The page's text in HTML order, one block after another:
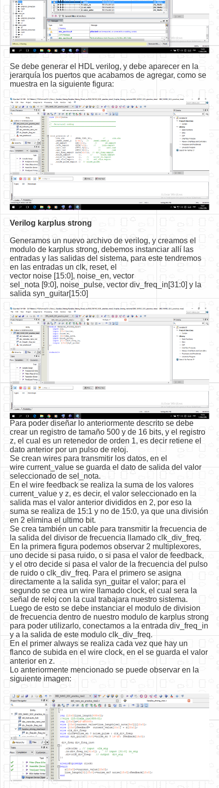
Se debe generar el HDL verilog, y debe aparecer en la
jerarquía los puertos que acabamos de agregar, como se
muestra en la siguiente figura:
Verilog karplus strong
Generamos un nuevo archivo de verilog, y creamos el
modulo de karplus strong, debemos instanciar allí las
entradas y las salidas del sistema, para este tendremos
en las entradas un clk, reset, el
vector noise [15:0], noise_en, vector
sel_nota [9:0], noise_pulse, vector div_freq_in[31:0] y la
salida syn_guitar[15:0]
Para poder diseñar lo anteriormente descrito se debe
crear un registro de tamaño 500 y de 16 bits, y el registro
z, el cual es un retenedor de orden 1, es decir retiene el
dato anterior por un pulso de reloj.
Se crean wires para transmitir los datos, en el
wire current_value se guarda el dato de salida del valor
seleccionado de sel_nota.
En el wire feedback se realiza la suma de los valores
current_value y z, es decir, el valor seleccionado en la
salida mas el valor anterior divididos en 2, por eso la
suma se realiza de 15:1 y no de 15:0, ya que una división
en 2 elimina el ultimo bit.
Se crea también un cable para transmitir la frecuencia de
la salida del divisor de frecuencia llamado clk_div_freq.
En la primera figura podemos observar 2 multiplexores,
uno decide si pasa ruido, o si pasa el valor de feedback,
y el otro decide si pasa el valor de la frecuencia del pulso
de ruido o clk_div_freq. Para el primero se asigna
directamente a la salida syn_guitar el valor; para el
segundo se crea un wire llamado clock, el cual sera la
señal de reloj con la cual trabajara nuestro sistema.
Luego de esto se debe instanciar el modulo de division
de frecuencia dentro de nuestro modulo de karplus strong
para poder utilizarlo, conectamos a la entrada div_freq_in
y a la salida de este modulo clk_div_freq.
En el primer always se realiza cada vez que hay un
flanco de subida en el wire clock, en el se guarda el valor
anterior en z.
Lo anteriormente mencionado se puede observar en la
siguiente imagen: